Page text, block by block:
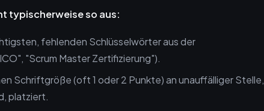
typischerweise so aus:
fehlenden Schlüsselwörter aus der
"Scrum Master Zertifizierung").
Schriftgröße (oft 1 oder 2 Punkte) an unauffälliger Stelle,
platziert.